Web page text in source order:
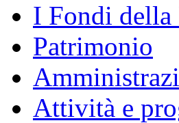
I Fondi della
Patrimonio
Attività e